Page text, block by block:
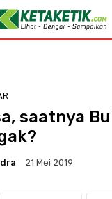
saatnya
21 Mei 2019